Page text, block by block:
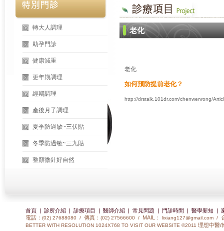
轉大人調理
助孕門診
健康減重
更年期調理
經期調理
產後月子調理
夏季防過敏~三伏貼
冬季防過敏~三九貼
整顏微針好自然
老化
老化
如何預防提前老化？
http://drstalk.101dr.com/chenwenrong/
首頁| 診所介紹| 診療項目 | 醫師介紹| 常見問題 | 門診時間 | 醫學新知 |
電話： (02) 27688080 / 傳真： (02) 27566600 / MAIL： lixiang127@gmail.com /
BETTER WITH RESOLUTION 1024X768 TO VISIT OUR WEBSITE ©2011 理想中醫/